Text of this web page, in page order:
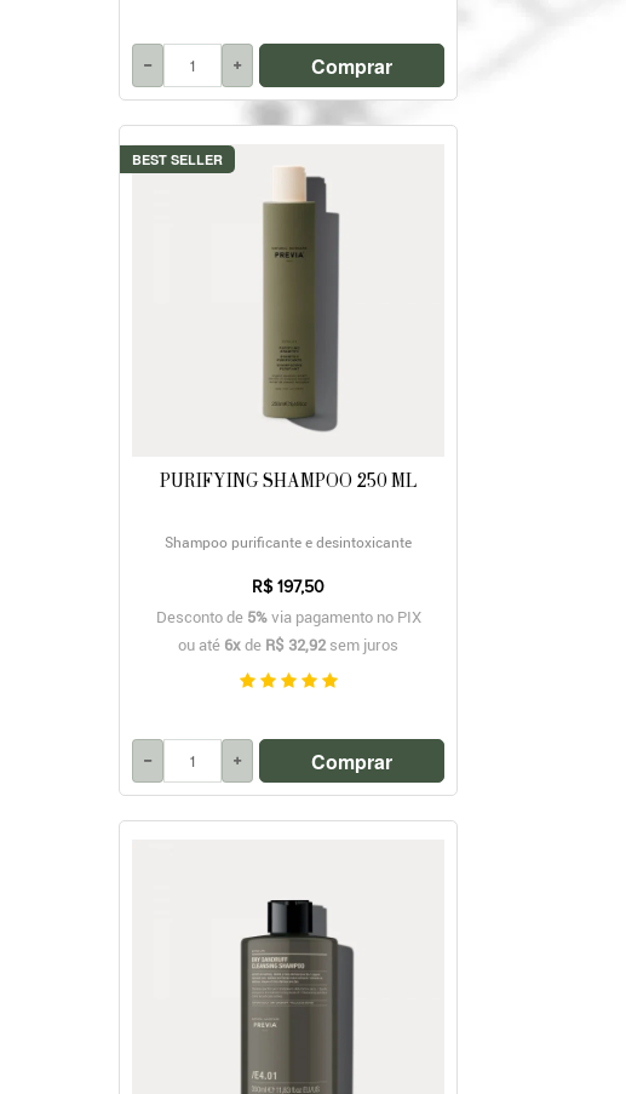
Comprar
BEST SELLER
PURIFYING SHAMPOO 250 ML
Shampoo purificante e desintoxicante
R$ 197,50
Desconto de 5%via pagamento no PIX
ou até 6xde R$ 32,92 sem juros
Comprar